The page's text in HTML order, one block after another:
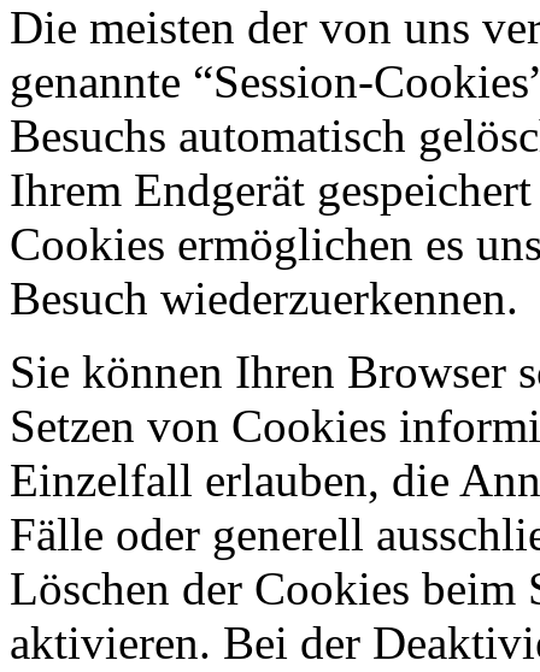
Die meisten der von uns
genannte “Session-
Besuchs automatisch
Ihrem Endgerät
Cookies ermöglichen es
Besuch wiederzuerkennen.
Sie können Ihren Browser
Setzen von Cookies
Einzelfall erlauben, die
Fälle oder generell
Löschen der Cookies beim
aktivieren. Bei der